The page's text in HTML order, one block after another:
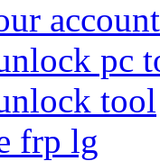
account
pc
tool
frp lg